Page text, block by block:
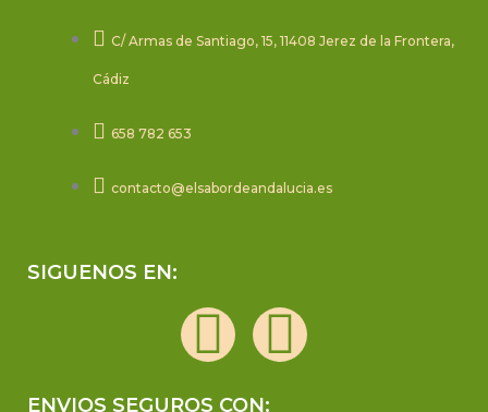
C/ Armas de Santiago, 15, 11408 Jerez de la Frontera,
Cádiz
658 782 653
contacto@elsabordeandalucia.es
SIGUENOS EN:
F
a
I
ENVIOS SEGUROS CON: